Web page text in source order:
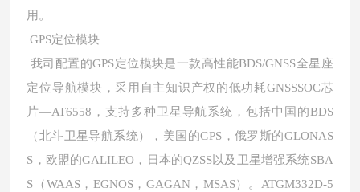
用。
GPS定位模块
我司配置的GPS定位模块是一款高性能BDS/GNSS全星座
定位导航模块，采用自主知识产权的低功耗GNSSSOC芯
片—AT6558，支持多种卫星导航系统，包括中国的BDS
（北斗卫星导航系统），美国的GPS，俄罗斯的GLONAS
S，欧盟的GALILEO，日本的QZSS以及卫星增强系统SBA
S（WAAS，EGNOS，GAGAN，MSAS）。ATGM332D-5